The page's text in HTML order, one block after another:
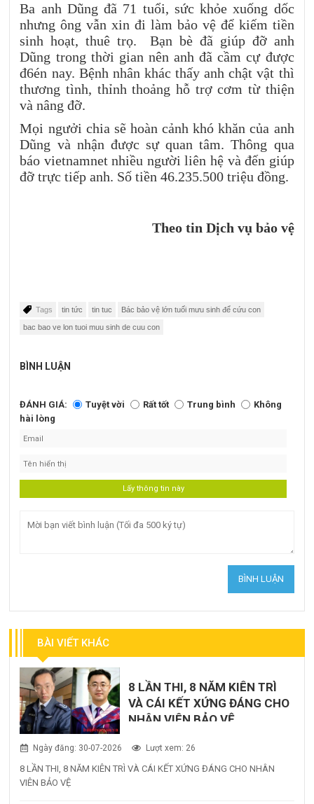
Ba anh Dũng đã 71 tuổi, sức khỏe xuống dốc
nhưng ông vẫn xin đi làm bảo vệ để kiếm tiền
sinh hoạt, thuê trọ. Bạn bè đã giúp đỡ anh
Dũng trong thời gian nên anh đã cầm cự được
đ6én nay. Bệnh nhân khác thấy anh chật vật thì
thương tình, thỉnh thoảng hỗ trợ cơm từ thiện
và nâng đỡ.
Mọi ngưởi chia sẽ hoàn cảnh khó khăn của anh
Dũng và nhận được sự quan tâm. Thông qua
báo vietnamnet nhiều người liên hệ và đến giúp
đỡ trực tiếp anh. Số tiền 46.235.500 triệu đồng.
Theo tin Dịch vụ bảo vệ
Tags tin tức tin tuc Bác bảo vệ lớn tuối mưu sinh để cứu con
bac bao ve lon tuoi muu sinh de cuu con
BÌNH LUẬN
ĐÁNH GIÁ: Tuyệt vời Rất tốt Trung bình
Không
hài lòng
BÀI VIẾT KHÁC
8 LẦN THI, 8 NĂM KIÊN TRÌ
VÀ CÁI KẾT XỨNG ĐÁNG CHO
NHÂN VIÊN BẢO VỆ
Ngày đăng: 30-07-2026 Lượt xem: 26
8 LẦN THI, 8 NĂM KIÊN TRÌ VÀ CÁI KẾT XỨNG ĐÁNG CHO NHÂN
VIÊN BẢO VỆ